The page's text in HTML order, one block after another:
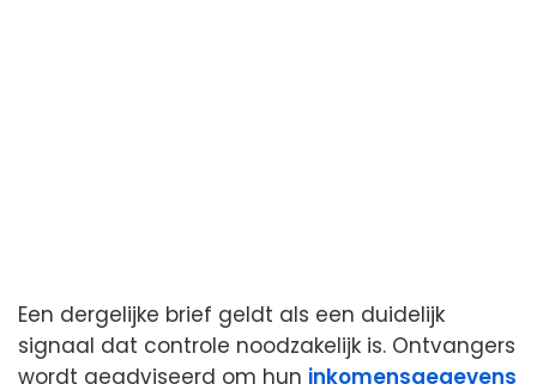
Een dergelijke brief geldt als een duidelijk
signaal dat controle noodzakelijk is. Ontvangers
wordt geadviseerd om hun inkomensgegevens